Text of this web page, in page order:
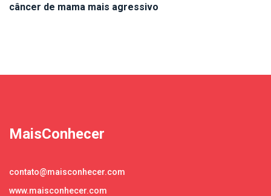
câncer de mama mais agressivo
MaisConhecer
contato@maisconhecer.com
www.maisconhecer.com